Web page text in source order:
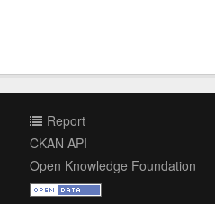
Report
CKAN API
Open Knowledge Foundation